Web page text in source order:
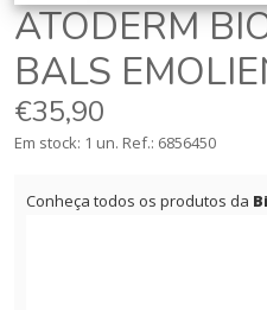
ATODERM
BALS
€35,90
Em stock: 1 un. Ref.: 6856450
Conheça todos os produtos da